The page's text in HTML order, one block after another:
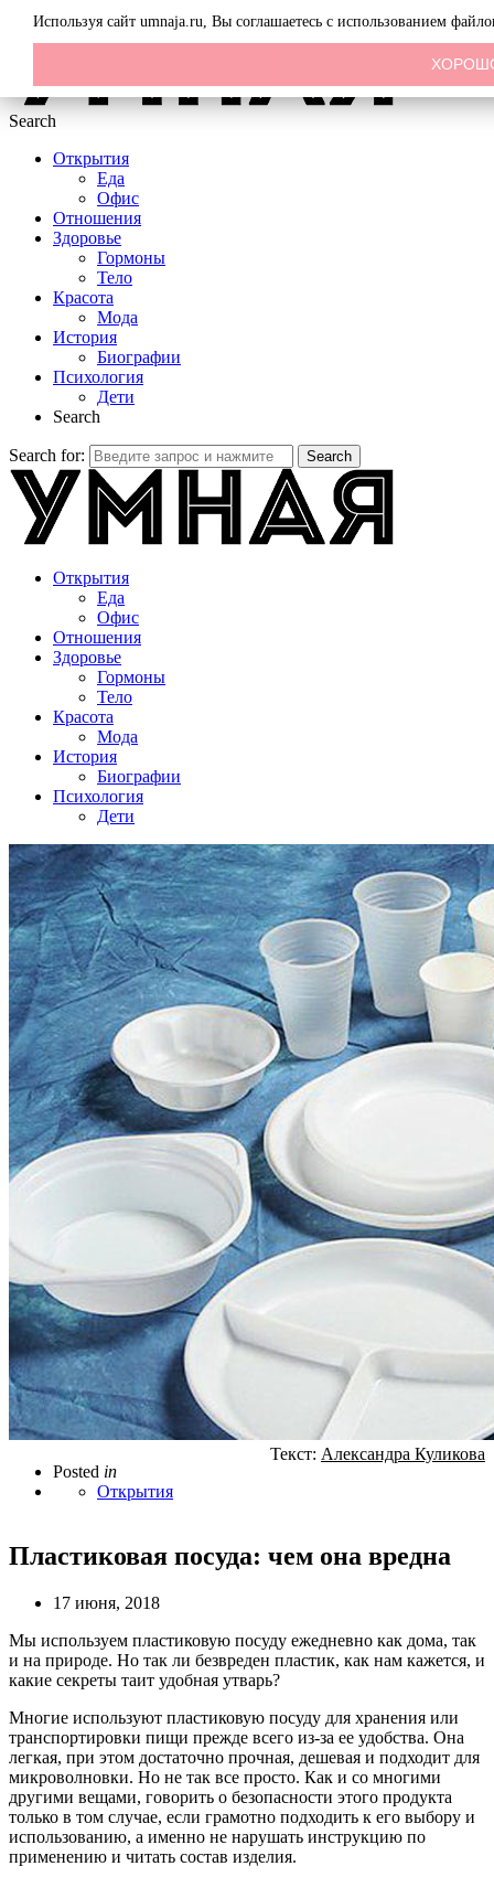
Menu
Search
Открытия
Еда
Офис
Отношения
Здоровье
Гормоны
Тело
Красота
Мода
История
Биографии
Психология
Дети
Search
Search for: Search
Открытия
Еда
Офис
Отношения
Здоровье
Гормоны
Тело
Красота
Мода
История
Биографии
Психология
Дети
Posted in
Открытия
Текст: Александра Куликова
Пластиковая посуда: чем она вредна
17 июня, 2018
Мы используем пластиковую посуду ежедневно как дома, так
и на природе. Но так ли безвреден пластик, как нам кажется, и
какие секреты таит удобная утварь?
Многие используют пластиковую посуду для хранения или
транспортировки пищи прежде всего из-за ее удобства. Она
легкая, при этом достаточно прочная, дешевая и подходит для
микроволновки. Но не так все просто. Как и со многими
другими вещами, говорить о безопасности этого продукта
только в том случае, если грамотно подходить к его выбору и
использованию, а именно не нарушать инструкцию по
применению и читать состав изделия.
Используя сайт umnaja.ru, Вы соглашаетесь с использованием